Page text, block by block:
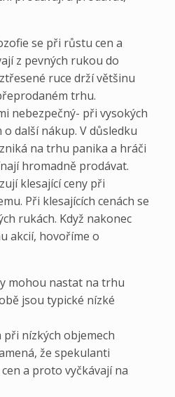
se při růstu cen a
z pevných rukou do
ruce drží většinu
trhu.
nebezpečný- při vysokých
o další nákup. V důsledku
na trhu panika a hráči
hromadně prodávat.
klesající ceny při
Při klesajících cenách se
rukách. Když nakonec
akcií, hovoříme o
mohou nastat na trhu
jsou typické nízké
nízkých objemech
že spekulanti
a proto vyčkávají na